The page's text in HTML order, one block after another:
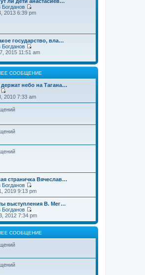
е
н
и
с
л
е
м
у
с
о
б
щ
е
н
и
ю
и
п
д
е
м
у
с
о
о
щ
е
Богданов
П
й
т
к
о
с
л
д
е
м
е
2013 6:39 pm
государство, вла…
Богданов
П
р
е
й
т
и
п
о
д
м
б
щ
н
и
ю
2015 11:51 am
СООБЩЕНИЕ
небо на Тагана…
П
е
р
е
т
и
с
д
н
е
м
о
о
б
щ
е
н
ю
2010 7:33 am
страничка Вячеслав…
Богданов
П
е
р
е
й
т
и
к
е
2019 9:13 pm
выступления В. Мег…
Богданов
П
е
р
е
й
2012 7:34 pm
СООБЩЕНИЕ